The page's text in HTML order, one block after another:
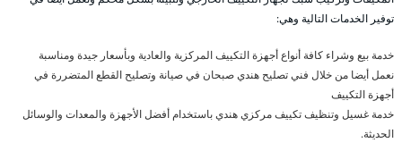
توفير الخدمات التالية وهي:
خدمة بيع وشراء كافة أنواع أجهزة التكييف المركزية والعادية وبأسعار جيدة ومناسبة
نعمل أيضا من خلال فني تصليح هندي صبحان في صيانة وتصليح القطع المتضررة في
أجهزة التكييف
خدمة غسيل وتنظيف تكييف مركزي هندي باستخدام أفضل الأجهزة والمعدات والوسائل
الحديثة.